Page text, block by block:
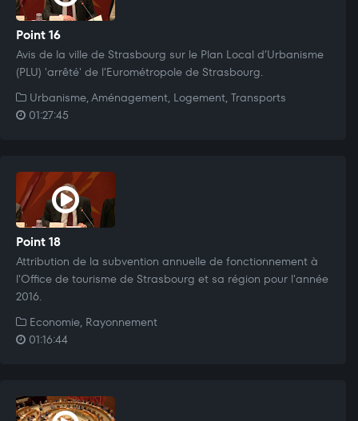
Point 16
Avis de la ville de Strasbourg sur le Plan Local d’Urbanisme
(PLU) 'arrêté' de l’Eurométropole de Strasbourg.
Urbanisme, Aménagement, Logement, Transports
01:27:45
Point 18
Attribution de la subvention annuelle de fonctionnement à
l'Office de tourisme de Strasbourg et sa région pour l'année
2016.
Economie, Rayonnement
01:16:44